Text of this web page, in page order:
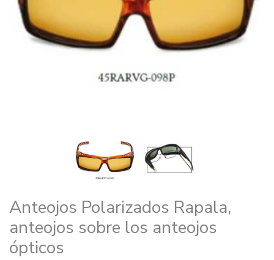
Anteojos Polarizados Rapala,
anteojos sobre los anteojos
ópticos